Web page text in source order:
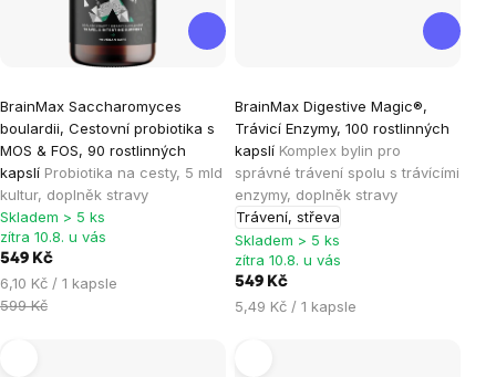
BrainMax Saccharomyces
boulardii, Cestovní probiotika s
MOS & FOS, 90 rostlinných
kapslí Probiotika na cesty, 5 mld
kultur, doplněk stravy
hodnocení
produktu
je
4,6
z
5
hvězdiček.
Skladem > 5 ks
zítra 10.8. u vás
549 Kč
Měrná
cena:
6,10 Kč / 1 kapsle
599 Kč
BrainMax Digestive Magic®,
Trávicí Enzymy, 100 rostlinných
kapslí Komplex bylin pro
správné trávení spolu s trávícími
enzymy, doplněk stravy
Trávení, střeva
hodnocení
produktu
je
5,0
z
5
hvězdiček.
Skladem > 5 ks
zítra 10.8. u vás
549 Kč
Měrná
5,49 Kč / 1 kapsle